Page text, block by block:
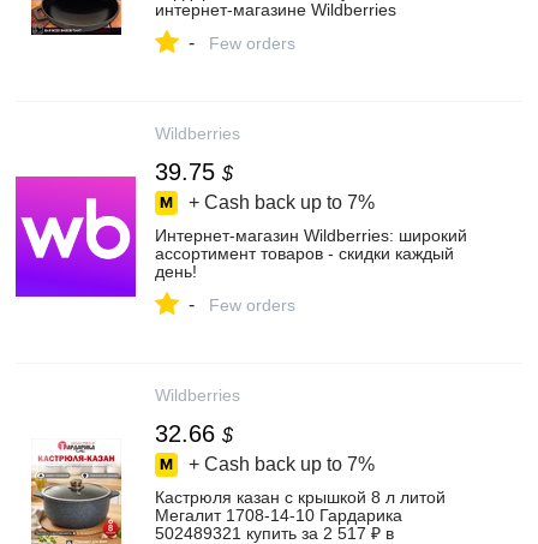
интернет‑магазине Wildberries
- Few orders
Wildberries
39.75 $
+ Cash back up to 7%
Интернет‑магазин Wildberries: широкий
ассортимент товаров - скидки каждый
день!
- Few orders
Wildberries
32.66 $
+ Cash back up to 7%
Кастрюля казан с крышкой 8 л литой
Мегалит 1708-14-10 Гардарика
502489321 купить за 2 517 ₽ в